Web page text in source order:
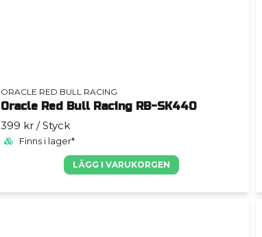
ORACLE RED BULL RACING
Oracle Red Bull Racing RB-SK440
399 kr / Styck
Finns i lager*
LÄGG I VARUKORGEN